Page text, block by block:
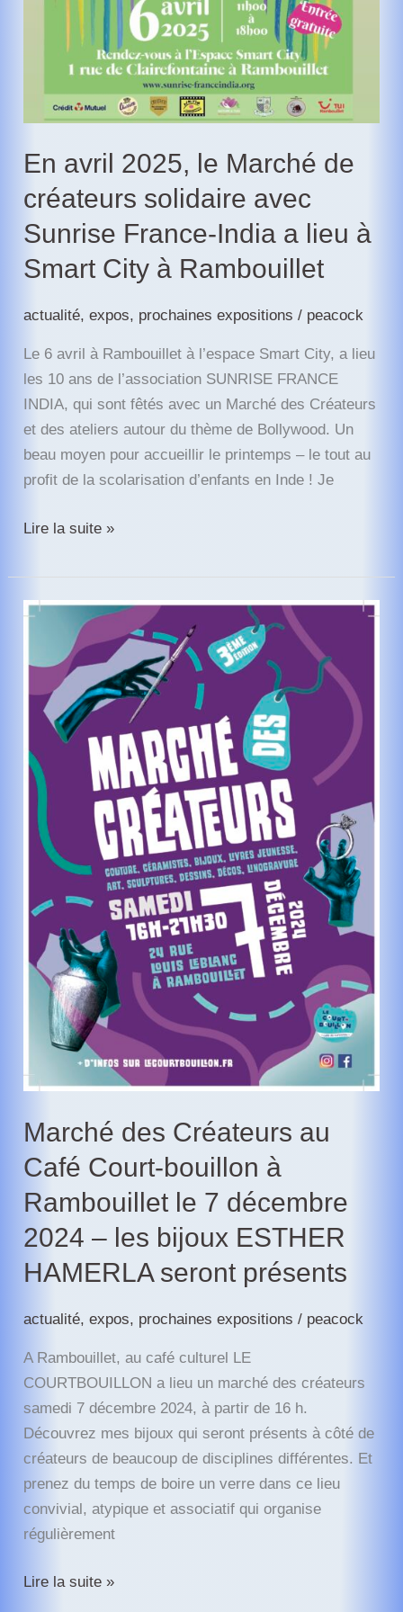
En avril 2025, le Marché de
créateurs solidaire avec
Sunrise France-India a lieu à
Smart City à Rambouillet
actualité,expos, prochaines expositions / peacock
Le 6 avril à Rambouillet à l’espace Smart City, a lieu
les 10 ans de l’association SUNRISE FRANCE
INDIA, qui sont fêtés avec un Marché des Créateurs
et des ateliers autour du thème de Bollywood. Un
beau moyen pour accueillir le printemps – le tout au
profit de la scolarisation d’enfants en Inde ! Je
En
2025,
le
créateurs
solidaire
avec
Sunrise
France-
India
lieu
Smart
City
Rambouillet
Lire la suite »
Marché des Créateurs au
Café Court-bouillon à
Rambouillet le 7 décembre
2024 – les bijoux ESTHER
HAMERLA seront présents
actualité,expos, prochaines expositions / peacock
A Rambouillet, au café culturel LE
COURTBOUILLON a lieu un marché des créateurs
samedi 7 décembre 2024, à partir de 16 h.
Découvrez mes bijoux qui seront présents à côté de
créateurs de beaucoup de disciplines différentes. Et
prenez du temps de boire un verre dans ce lieu
convivial, atypique et associatif qui organise
régulièrement
Marché
Lire la suite »